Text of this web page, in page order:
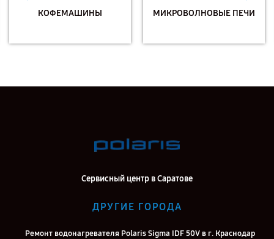
КОФЕМАШИНЫ МИКРОВОЛНОВЫЕ ПЕЧИ
Сервисный центр в Саратове
ДРУГИЕ ГОРОДА
Ремонт водонагревателя Polaris Sigma IDF 50V в г. Краснодар